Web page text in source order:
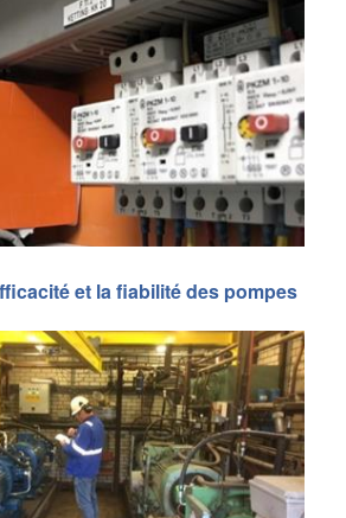
et la fiabilité des pompes